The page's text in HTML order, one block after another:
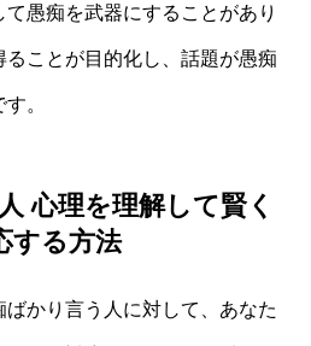
愚痴を武器にすることがあり
ることが目的化し、話題が愚痴
。
心理を理解して賢く
する方法
かり言う人に対して、あなた